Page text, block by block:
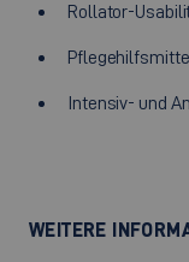
Rollator-
Intensiv- und
WEITERE